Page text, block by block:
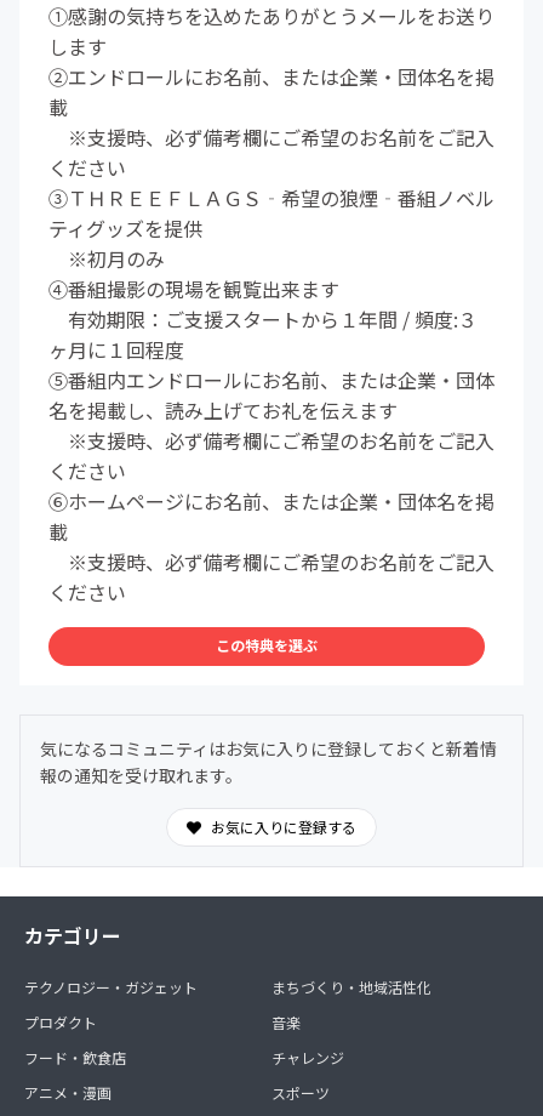
①感謝の気持ちを込めたありがとうメールをお送り
します
②エンドロールにお名前、または企業・団体名を掲
載
※支援時、必ず備考欄にご希望のお名前をご記入
ください
③ＴＨＲＥＥＦＬＡＧＳ‐希望の狼煙‐番組ノベル
ティグッズを提供
※初月のみ
④番組撮影の現場を観覧出来ます
有効期限：ご支援スタートから１年間 / 頻度:３
ヶ月に１回程度
⑤番組内エンドロールにお名前、または企業・団体
名を掲載し、読み上げてお礼を伝えます
※支援時、必ず備考欄にご希望のお名前をご記入
ください
⑥ホームページにお名前、または企業・団体名を掲
載
※支援時、必ず備考欄にご希望のお名前をご記入
ください
この特典を選ぶ
気になるコミュニティはお気に入りに登録しておくと新着情
報の通知を受け取れます。
お気に入りに登録する
カテゴリー
テクノロジー・ガジェット
プロダクト
フード・飲食店
アニメ・漫画
まちづくり・地域活性化
音楽
チャレンジ
スポーツ